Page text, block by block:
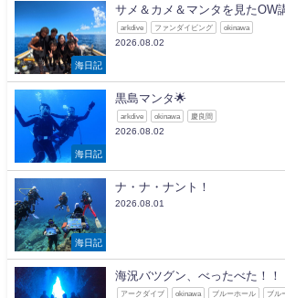
海日記
サメ＆カメ＆マンタを見たOW
arkdive ファンダイビング okinawa
2026.08.02
海日記
黒島マンタ🌟
arkdive okinawa 慶良間
2026.08.02
海日記
ナ・ナ・ナント！
2026.08.01
海況バツグン、べったべた！！
アークダイブ okinawa ブルーホール ブル